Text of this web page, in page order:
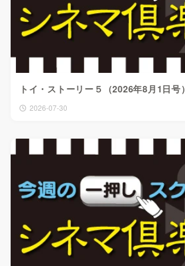
トイ・ストーリー５（2026年8月1日号）
2026-07-30